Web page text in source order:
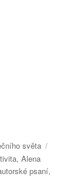
světa
,Alena
psaní,